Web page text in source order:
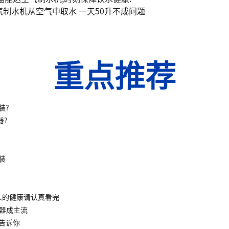
水机从空气中取水 一天50升不成问题
重点推荐
?
?
健康请认真看完
成主流
诉你